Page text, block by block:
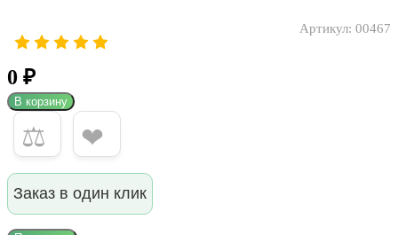
Артикул: 00467
0 ₽
В корзину
⚖ ❤
Заказ в один клик